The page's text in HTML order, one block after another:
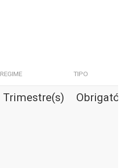
REGIME TIPO
Trimestre(s)